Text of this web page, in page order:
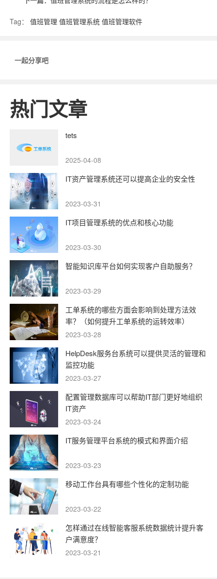
Tag： 值班管理 值班管理系统 值班管理软件
一起分享吧
热门文章
tets
2025-04-08
IT资产管理系统还可以提高企业的安全性
2023-03-31
IT项目管理系统的优点和核心功能
2023-03-30
智能知识库平台如何实现客户自助服务？
2023-03-29
工单系统的哪些方面会影响到处理方法效
率？（如何提升工单系统的运转效率）
2023-03-28
HelpDesk服务台系统可以提供灵活的管理和
监控功能
2023-03-27
配置管理数据库可以帮助IT部门更好地组织
IT资产
2023-03-24
IT服务管理平台系统的模式和界面介绍
2023-03-23
移动工作台具有哪些个性化的定制功能
2023-03-22
怎样通过在线智能客服系统数据统计提升客
户满意度？
2023-03-21